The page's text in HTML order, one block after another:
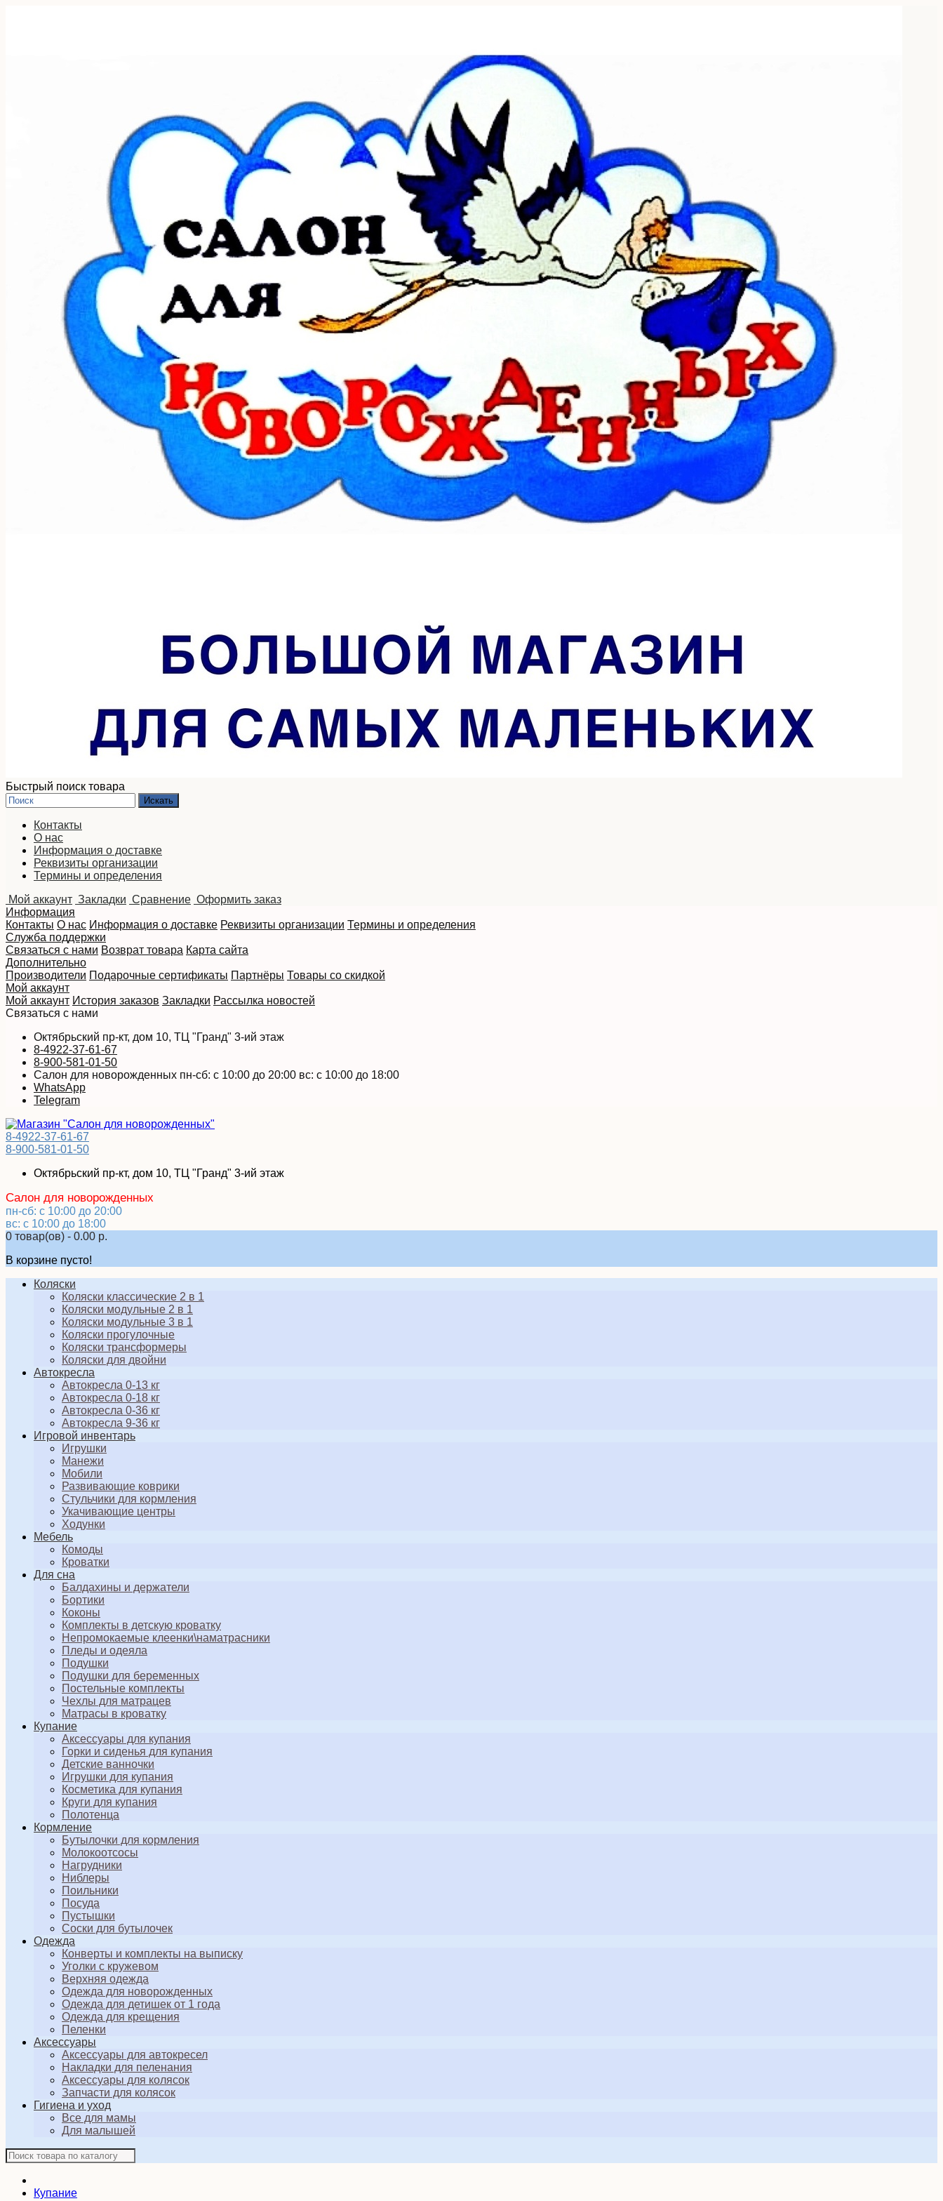
Быстрый поиск товара
Контакты
О нас
Информация о доставке
Реквизиты организации
Термины и определения
Мой аккаунт Закладки Сравнение Оформить заказ
Информация
Контакты О нас Информация о доставке Реквизиты организации Термины и определения
Служба поддержки
Связаться с нами Возврат товара Карта сайта
Дополнительно
Производители Подарочные сертификаты Партнёры Товары со скидкой
Мой аккаунт
Мой аккаунт История заказов Закладки Рассылка новостей
Связаться с нами
Октябрьский пр-кт, дом 10, ТЦ "Гранд" 3-ий этаж
8-4922-37-61-67
8-900-581-01-50
Салон для новорожденных пн-сб: с 10:00 до 20:00 вс: с 10:00 до 18:00
WhatsApp
Telegram
8-4922-37-61-67
8-900-581-01-50
Октябрьский пр-кт, дом 10, ТЦ "Гранд" 3-ий этаж
Салон для новорожденных
пн-сб: с 10:00 до 20:00
вс: с 10:00 до 18:00
0 товар(ов) - 0.00 р.
В корзине пусто!
Коляски
Коляски классические 2 в 1
Коляски модульные 2 в 1
Коляски модульные 3 в 1
Коляски прогулочные
Коляски трансформеры
Коляски для двойни
Автокресла
Автокресла 0-13 кг
Автокресла 0-18 кг
Автокресла 0-36 кг
Автокресла 9-36 кг
Игровой инвентарь
Игрушки
Манежи
Мобили
Развивающие коврики
Стульчики для кормления
Укачивающие центры
Ходунки
Мебель
Комоды
Кроватки
Для сна
Балдахины и держатели
Бортики
Коконы
Комплекты в детскую кроватку
Непромокаемые клеенки\наматрасники
Пледы и одеяла
Подушки
Подушки для беременных
Постельные комплекты
Чехлы для матрацев
Матрасы в кроватку
Купание
Аксессуары для купания
Горки и сиденья для купания
Детские ванночки
Игрушки для купания
Косметика для купания
Круги для купания
Полотенца
Кормление
Бутылочки для кормления
Молокоотсосы
Нагрудники
Ниблеры
Поильники
Посуда
Пустышки
Соски для бутылочек
Одежда
Конверты и комплекты на выписку
Уголки с кружевом
Верхняя одежда
Одежда для новорожденных
Одежда для детишек от 1 года
Одежда для крещения
Пеленки
Аксессуары
Аксессуары для автокресел
Накладки для пеленания
Аксессуары для колясок
Запчасти для колясок
Гигиена и уход
Все для мамы
Для малышей
Купание